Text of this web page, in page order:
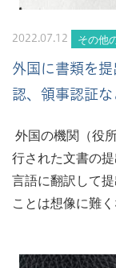
2022.07.12 その他
外国に書類を
認、領事認証な
外国の機関（役
行された文書の
言語に翻訳して
ことは想像に難